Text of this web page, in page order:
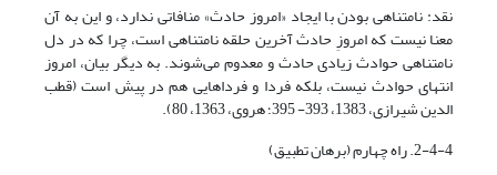
نقد: نامتناهی بودن با ایجاد «امروز حادث» منافاتی ندارد، و این به آن
معنا نیست که امروزِ حادث آخرین حلقه نامتناهی است، چرا که در دل
نامتناهی حوادث زیادی حادث و معدوم می‌شوند. به دیگر بیان، امروز
انتهای حوادث نیست، بلکه فردا و فرداهایی هم در پیش است (قطب
الدین شیرازى، 1383، 393- 395؛ هروى، 1363، 80).
2-4-4. راه چهارم (برهان تطبیق)